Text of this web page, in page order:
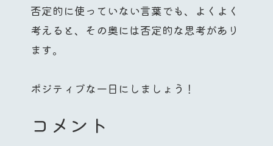
否定的に使っていない言葉でも、よくよく
考えると、その奥には否定的な思考があり
ます。
ポジティブな一日にしましょう！
コメント